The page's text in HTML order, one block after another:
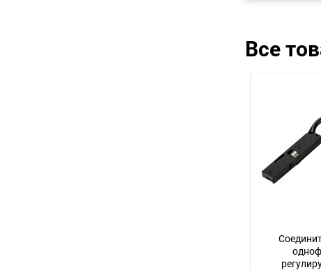
Все